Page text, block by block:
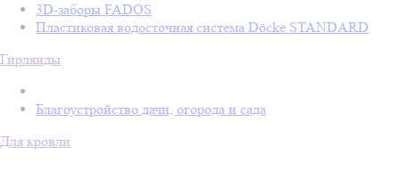
3D-заборы FADOS
Пластиковая водосточная система Döcke STANDARD
Гирлянды
Благоустройство дачи, огорода и сада
Для кровли